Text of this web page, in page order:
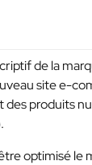
de la
site e-
des produits
optimisé le